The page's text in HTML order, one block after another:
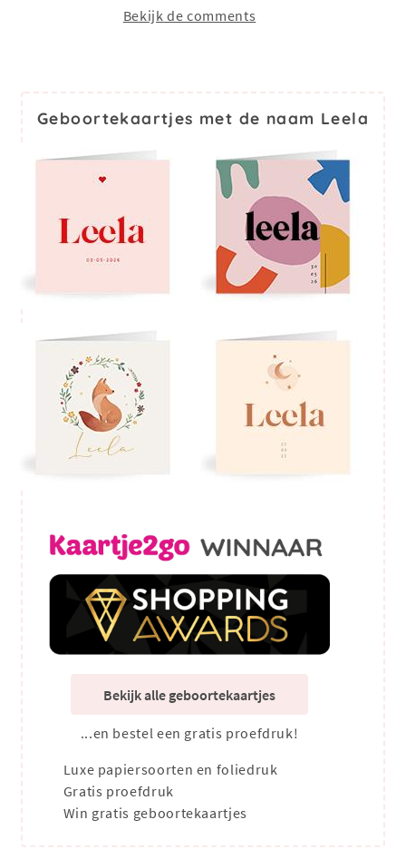
Bekijk de comments
Geboortekaartjes met de naam Leela
Bekijk alle geboortekaartjes
...en bestel een gratis proefdruk!
Luxe papiersoorten en foliedruk
Gratis proefdruk
Win gratis geboortekaartjes